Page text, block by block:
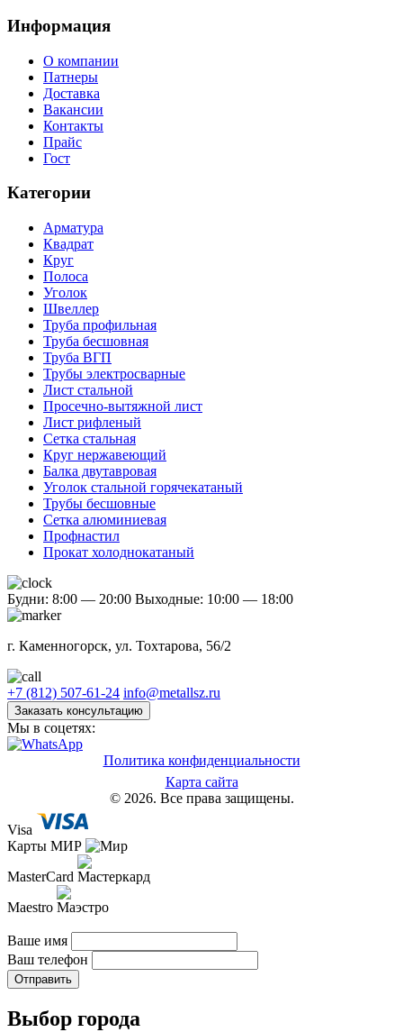
Информация
О компании
Патнеры
Доставка
Вакансии
Контакты
Прайс
Гост
Категории
Арматура
Квадрат
Круг
Полоса
Уголок
Швеллер
Труба профильная
Труба бесшовная
Труба ВГП
Трубы электросварные
Лист стальной
Просечно-вытяжной лист
Лист рифленый
Сетка стальная
Круг нержавеющий
Балка двутавровая
Уголок стальной горячекатаный
Трубы бесшовные
Сетка алюминиевая
Профнастил
Прокат холоднокатаный
Будни: 8:00 — 20:00 Выходные: 10:00 — 18:00
г. Каменногорск, ул. Тохтарова, 56/2
+7 (812) 507-61-24 info@metallsz.ru
Заказать консультацию
Мы в соцетях:
Политика конфиденциальности
Карта сайта
© 2026. Все права защищены.
Visa
Карты МИР
MasterCard
Maestro
Ваше имя
Ваш телефон
Отправить
Выбор города